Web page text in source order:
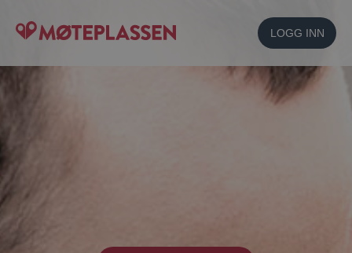
LOGG INN